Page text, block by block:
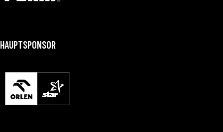
HAUPTSPONSOR